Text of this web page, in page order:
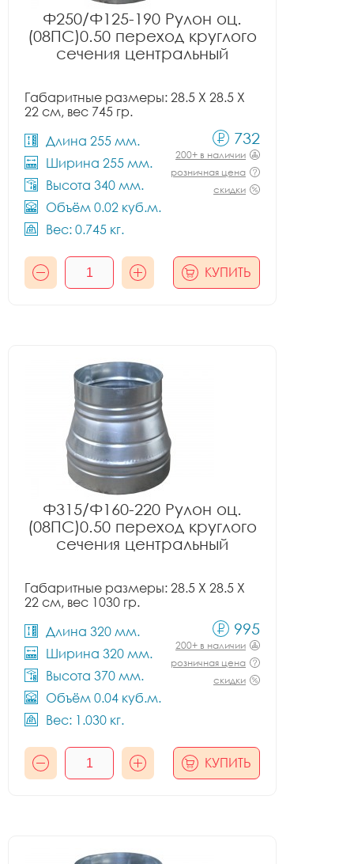
Ф250/Ф125-190 Рулон оц.
(08ПС)0.50 переход круглого
сечения центральный
Габаритные размеры: 28.5 X 28.5 X
22 см, вес 745 гр.
Длина 255 мм.
Ширина 255 мм.
Высота 340 мм.
Объём 0.02 куб.м.
Вес: 0.745 кг.
732
200+ в наличии
розничная цена
скидки
КУПИТЬ
Ф315/Ф160-220 Рулон оц.
(08ПС)0.50 переход круглого
сечения центральный
Габаритные размеры: 28.5 X 28.5 X
22 см, вес 1030 гр.
Длина 320 мм.
Ширина 320 мм.
Высота 370 мм.
Объём 0.04 куб.м.
Вес: 1.030 кг.
995
200+ в наличии
розничная цена
скидки
КУПИТЬ